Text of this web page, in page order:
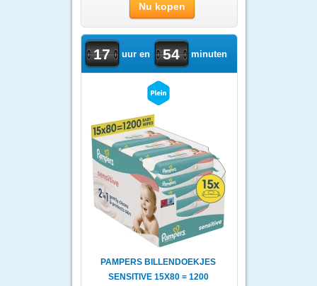
Nu kopen
17 uur en 54 minuten
PAMPERS BILLENDOEKJES
SENSITIVE 15X80 = 1200